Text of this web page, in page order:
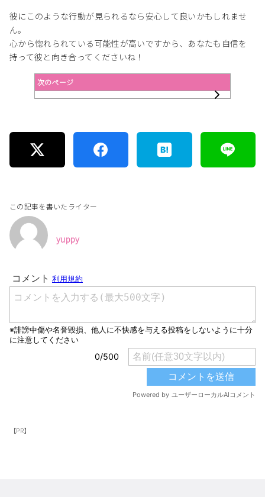
彼にこのような行動が見られるなら安心して良いかもしれませ
ん。
心から惚れられている可能性が高いですから、あなたも自信を
持って彼と向き合ってくださいね！
次のページ
この記事を書いたライター
yuppy
【PR】